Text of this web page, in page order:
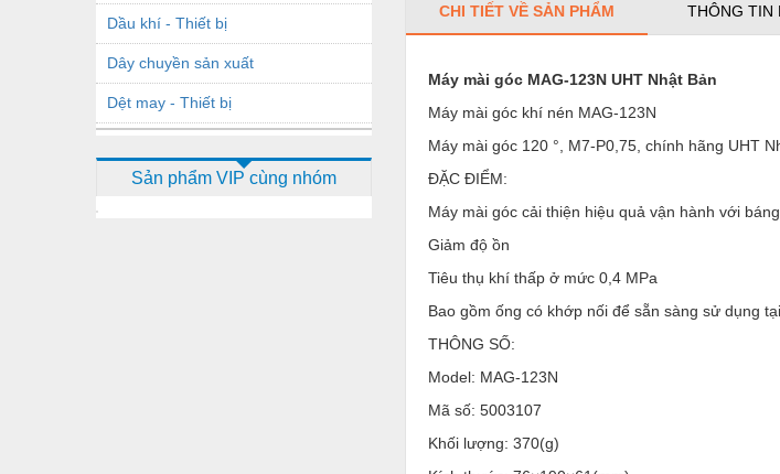
Dầu khí - Thiết bị
Dây chuyền sản xuất
Dệt may - Thiết bị
Dịch vụ - Thi công
Sản phẩm VIP cùng nhóm
CHI TIẾT VỀ SẢN PHẨM THÔNG TIN
Máy mài góc MAG-123N UHT Nhật Bản
Máy mài góc khí nén MAG-123N
Máy mài góc 120 °, M7-P0,75, chính hãng UHT
ĐẶC ĐIỂM:
Máy mài góc cải thiện hiệu quả vận hành với
Giảm độ ồn
Tiêu thụ khí thấp ở mức 0,4 MPa
Bao gồm ống có khớp nối để sẵn sàng sử dụng
THÔNG SỐ:
Model: MAG-123N
Mã số: 5003107
Khối lượng: 370(g)